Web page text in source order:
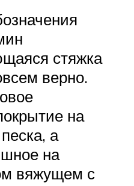
стяжка
верно.
на
а
на
вяжущем с